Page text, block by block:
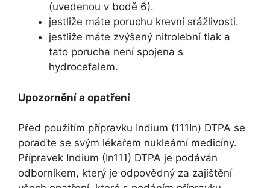
(uvedenou v bodě 6).
jestliže máte poruchu krevní srážlivosti.
jestliže máte zvýšený nitrolební tlak a
tato porucha není spojena s
hydrocefalem.
Upozornění a opatření
Před použitím přípravku Indium (111In) DTPA se
poraďte se svým lékařem nukleární medicíny.
Přípravek Indium (In111) DTPA je podáván
odborníkem, který je odpovědný za zajištění